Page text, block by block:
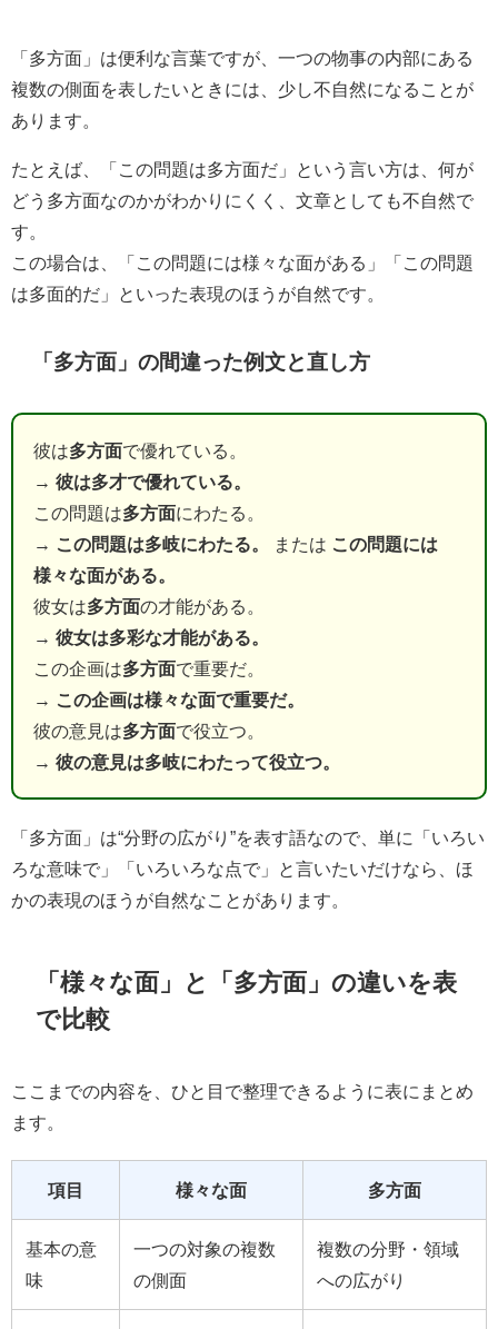
「多方面」は便利な言葉ですが、一つの物事の内部にある
複数の側面を表したいときには、少し不自然になることが
あります。
たとえば、「この問題は多方面だ」という言い方は、何が
どう多方面なのかがわかりにくく、文章としても不自然で
す。
この場合は、「この問題には様々な面がある」「この問題
は多面的だ」といった表現のほうが自然です。
「多方面」の間違った例文と直し方
彼は多方面で優れている。
→ 彼は多才で優れている。
この問題は多方面にわたる。
→ この問題は多岐にわたる。 または この問題には
様々な面がある。
彼女は多方面の才能がある。
→ 彼女は多彩な才能がある。
この企画は多方面で重要だ。
→ この企画は様々な面で重要だ。
彼の意見は多方面で役立つ。
→ 彼の意見は多岐にわたって役立つ。
「多方面」は“分野の広がり”を表す語なので、単に「いろい
ろな意味で」「いろいろな点で」と言いたいだけなら、ほ
かの表現のほうが自然なことがあります。
「様々な面」と「多方面」の違いを表
で比較
ここまでの内容を、ひと目で整理できるように表にまとめ
ます。
項目 様々な面 多方面
基本の意
味
一つの対象の複数
の側面
複数の分野・領域
への広がり